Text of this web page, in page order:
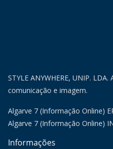
STYLE ANYWHERE, UNIP.
comunicação e imagem.
Algarve 7 (Informação Online)
Algarve 7 (Informação Online)
Informações